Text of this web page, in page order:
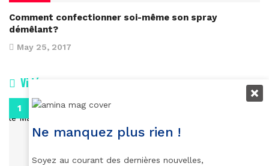
Comment confectionner soi-même son spray
démêlant?
May 25, 2017
Vidéos
Ne manquez plus rien !
Soyez au courant des dernières nouvelles,